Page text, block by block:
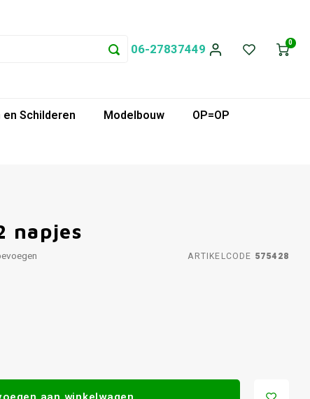
06-27837449 0
Schilderen Modelbouw
OP=OP
napjes
ARTIKELCODE 575428